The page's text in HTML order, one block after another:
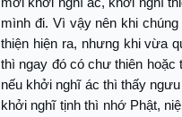
mình đi. Vì vậy nên khi
thiện hiện ra, nhưng khi vừa
thì ngay đó có chư thiên hoặc
nếu khởi nghĩ ác thì thấy
khởi nghĩ tịnh thì nhớ Phật,